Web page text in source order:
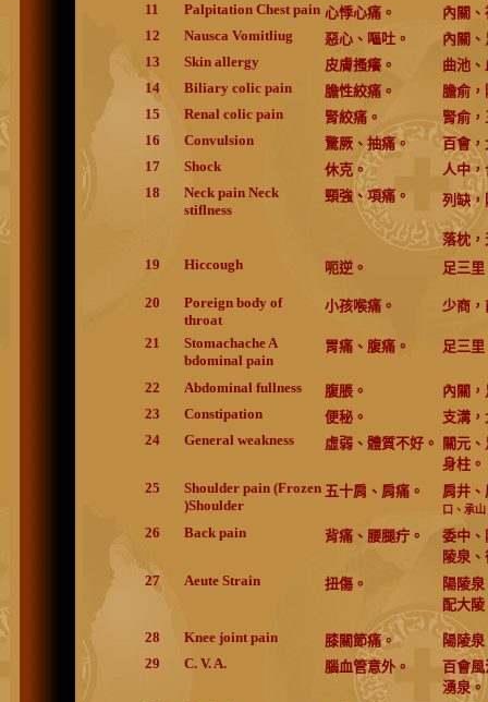
11
Palpitation Chest pain 心悸心痛。
內關
12
Nausca Vomitliug 惡心、嘔吐。
內關
13
Skin allergy 皮膚搔癢。
曲池
14
Biliary colic pain 膽性絞痛。
膽俞，
15
Renal colic pain 腎絞痛。
腎俞
16
Convulsion 驚厥、抽痛。
百會，
17
Shock 休克。
人中，
18
Neck pain Neck
stiflness
頸強、項痛。 列缺，
落枕，
19
Hiccough 呃逆。 足三
20
Poreign body of
throat
小孩喉痛。 少商，
21
Stomachache A
bdominal pain
胃痛、腹痛。 足三
22 Abdominal fullness 腹脹。
內關
23
Constipation 便秘。
支溝
24
General weakness 虛弱、體質不好。
關元
身柱。
25
Shoulder pain (Frozen
)Shoulder
五十肩、肩痛。 肩井、
口、承山
26 Back pain 背痛、腰腿疔。
委中、
陵泉
27
Aeute Strain 扭傷。
陽陵
配大陵
28
Knee joint pain 膝關節痛。
陽陵
29
C. V. A. 腦血管意外。
百會風
湧泉。